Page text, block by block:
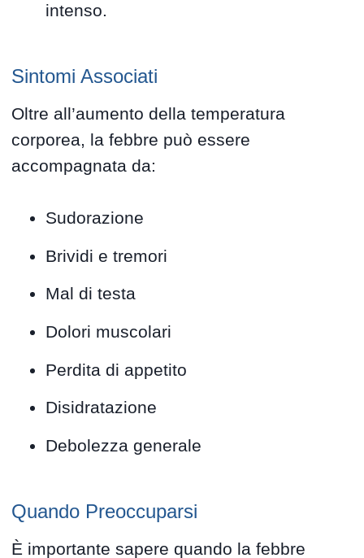
intenso.
Sintomi Associati
Oltre all’aumento della temperatura
corporea, la febbre può essere
accompagnata da:
Sudorazione
Brividi e tremori
Mal di testa
Dolori muscolari
Perdita di appetito
Disidratazione
Debolezza generale
Quando Preoccuparsi
È importante sapere quando la febbre